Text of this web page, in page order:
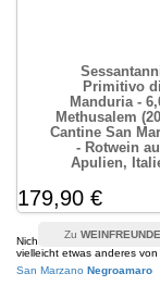
Primitivo di
Manduria -
Methusalem
Cantine San
- Rotwein
Apulien,
179,90 €
Nicht das passende
vielleicht etwas anderes
San Marzano Negroamaro